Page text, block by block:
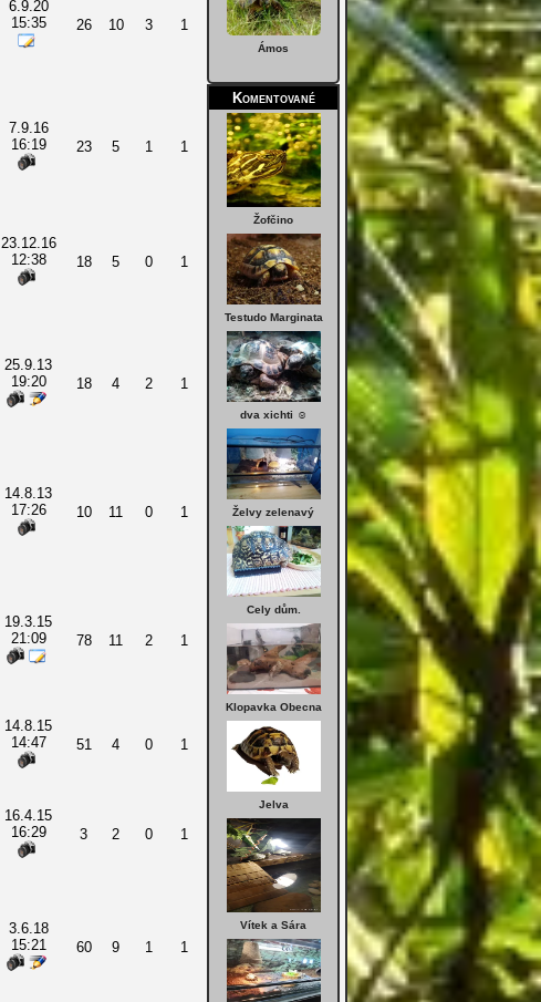
Ámos
Komentované
Žofčino
Testudo Marginata
dva xichti ☺
Želvy zelenavý
Cely dům.
Klopavka Obecna
Jelva
Vítek a Sára
6.9.20
15:35
26 10 3 1
7.9.16
16:19
23 5 1 1
23.12.16
12:38
18 5 0 1
25.9.13
19:20
18 4 2 1
14.8.13
17:26
10 11 0 1
19.3.15
21:09
78 11 2 1
14.8.15
14:47
51 4 0 1
16.4.15
16:29
3 2 0 1
3.6.18
15:21
60 9 1 1